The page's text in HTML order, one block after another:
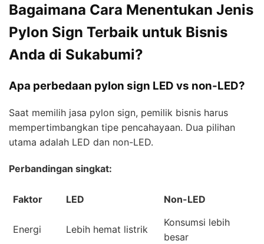
Bagaimana Cara Menentukan Jenis
Pylon Sign Terbaik untuk Bisnis
Anda di Sukabumi?
Apa perbedaan pylon sign LED vs non-LED?
Saat memilih jasa pylon sign, pemilik bisnis harus
mempertimbangkan tipe pencahayaan. Dua pilihan
utama adalah LED dan non-LED.
Perbandingan singkat:
Faktor LED Non-LED
Energi Lebih hemat listrik
Konsumsi lebih
besar